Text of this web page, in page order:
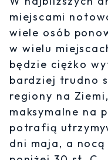
miejscami
wiele osób
w wielu
będzie ciężko
bardziej trudno
regiony na
maksymalne na
potrafią
dni maja, a